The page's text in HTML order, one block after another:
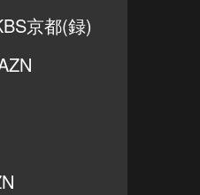
京都(録)